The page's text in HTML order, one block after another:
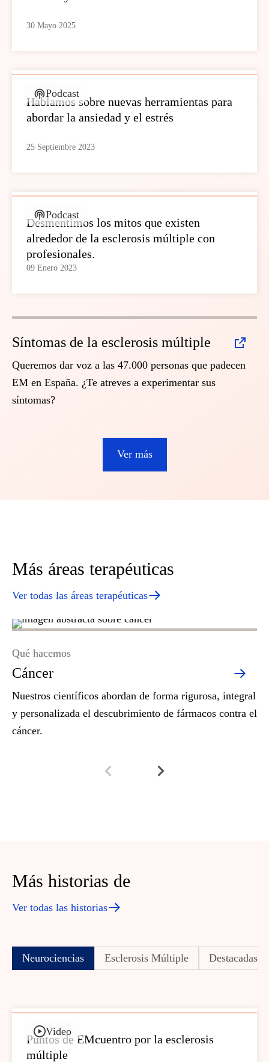
30 Mayo 2025
Podcast
Hablamos sobre nuevas herramientas para
abordar la ansiedad y el estrés
25 Septiembre 2023
Podcast
Desmentimos los mitos que existen
alrededor de la esclerosis múltiple con
profesionales.
09 Enero 2023
Síntomas de la esclerosis múltiple
Queremos dar voz a las 47.000 personas que padecen
EM en España. ¿Te atreves a experimentar sus
síntomas?
Ver más
Más áreas terapéuticas
Ver todas las áreas terapéuticas
Cáncer
Qué hacemos
Nuestros científicos abordan de forma rigurosa, integral
y personalizada el descubrimiento de fármacos contra el
cáncer.
Más historias de
Ver todas las historias
Neurociencias Esclerosis Múltiple Destacadas
Video
Puntos de EMcuentro por la esclerosis
múltiple